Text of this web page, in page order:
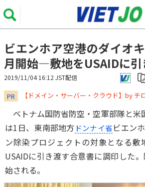
ビエンホア空港のダイオ
月開始―敷地をUSAIDに引
2019/11/04 16:12 JST配信
PR 【ドメイン・サーバー・クラウド】by チ
ベトナム国防省防空・空軍部隊と米
は1日、東南部地方 ドンナイ省ビエン
ン除染プロジェクトの対象となる敷
USAIDに引き渡す合意書に調印した
始される。